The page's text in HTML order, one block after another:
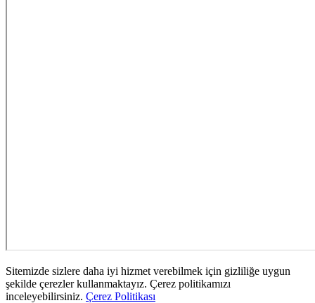
Sitemizde sizlere daha iyi hizmet verebilmek için gizliliğe uygun
şekilde çerezler kullanmaktayız. Çerez politikamızı
inceleyebilirsiniz. Çerez Politikası